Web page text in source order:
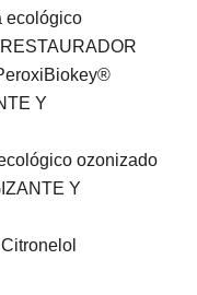
ecológico
Y
ozonizado
Y